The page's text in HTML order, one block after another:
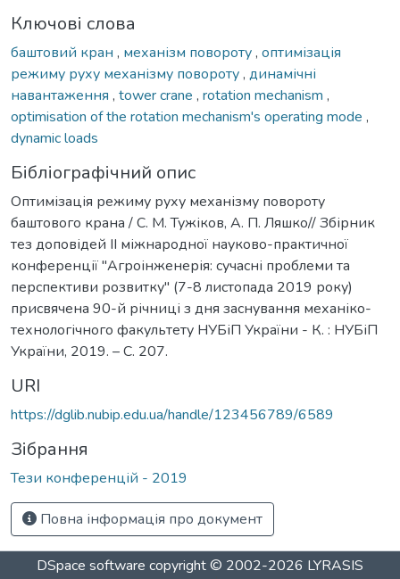
Ключові слова
баштовий кран , механізм повороту, оптимізація
режиму руху механізму повороту, динамічні
навантаження , tower crane , rotation mechanism ,
optimisation of the rotation mechanism's operating mode ,
dynamic loads
Бібліографічний опис
Оптимізація режиму руху механізму повороту
баштового крана / С. М. Тужіков, А. П. Ляшко// Збірник
тез доповідей ІІ міжнародної науково-практичної
конференції "Агроінженерія: сучасні проблеми та
перспективи розвитку" (7-8 листопада 2019 року)
присвячена 90-й річниці з дня заснування механіко-
технологічного факультету НУБіП України - К. : НУБіП
України, 2019. – С. 207.
URI
https://dglib.nubip.edu.ua/handle/123456789/6589
Зібрання
Тези конференцій - 2019
Повна інформація про документ
DSpace software copyright © 2002-2026 LYRASIS